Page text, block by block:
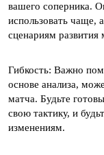
вашего соперника.
использовать чаще,
сценариям развития
Гибкость: Важно
основе анализа,
матча. Будьте
свою тактику, и
изменениям.